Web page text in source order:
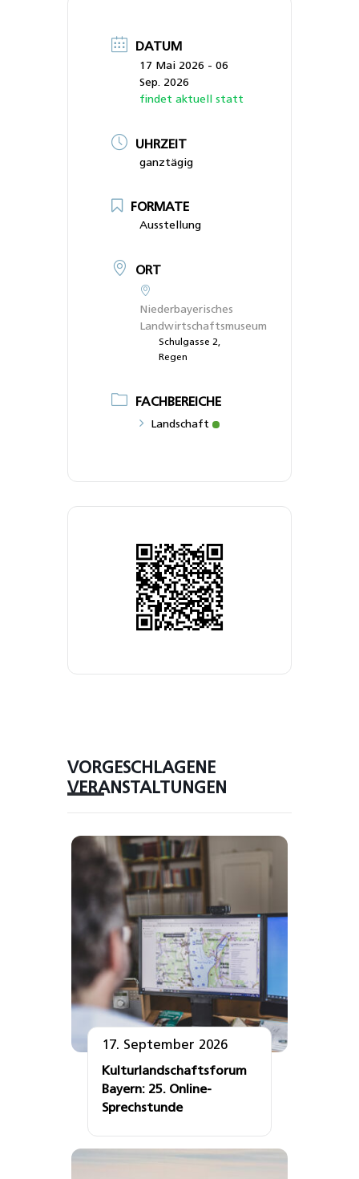
DATUM
17 Mai 2026 - 06
Sep. 2026
findet aktuell statt
UHRZEIT
ganztägig
FORMATE
Ausstellung
ORT
Niederbayerisches
Landwirtschaftsmuseum
Schulgasse 2,
Regen
FACHBEREICHE
Landschaft
VORGESCHLAGENE
VERANSTALTUNGEN
17. September 2026
Kulturlandschaftsforum
Bayern: 25. Online-
Sprechstunde